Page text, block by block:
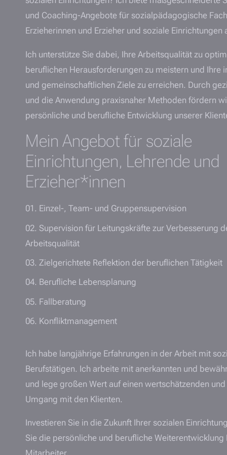
und Coaching-Angebote für sozialpädagogische
Erzieherinnen und Erzieher und soziale Einrichtungen
Ich unterstütze Sie dabei, Ihre Arbeitsqualität zu
beruflichen Herausforderungen zu meistern und Ihre
und gemeinschaftlichen Ziele zu erreichen. Durch
und die Anwendung praxisnaher Methoden fördern
persönliche und berufliche Entwicklung unserer
Mein Angebot für soziale
Einrichtungen, Lehrende und
Erzieher*innen
Einzel-, Team- und Gruppensupervision
Supervision für Leitungskräfte zur Verbesserung
Arbeitsqualität
Zielgerichtete Reflektion der beruflichen Tätigkeit
Berufliche Lebensplanung
Fallberatung
Konfliktmanagement
Ich habe langjährige Erfahrungen in der Arbeit mit
Berufstätigen. Ich arbeite mit anerkannten und
und lege großen Wert auf einen wertschätzenden
Umgang mit den Klienten.
Investieren Sie in die Zukunft Ihrer sozialen
Sie die persönliche und berufliche Weiterentwicklung